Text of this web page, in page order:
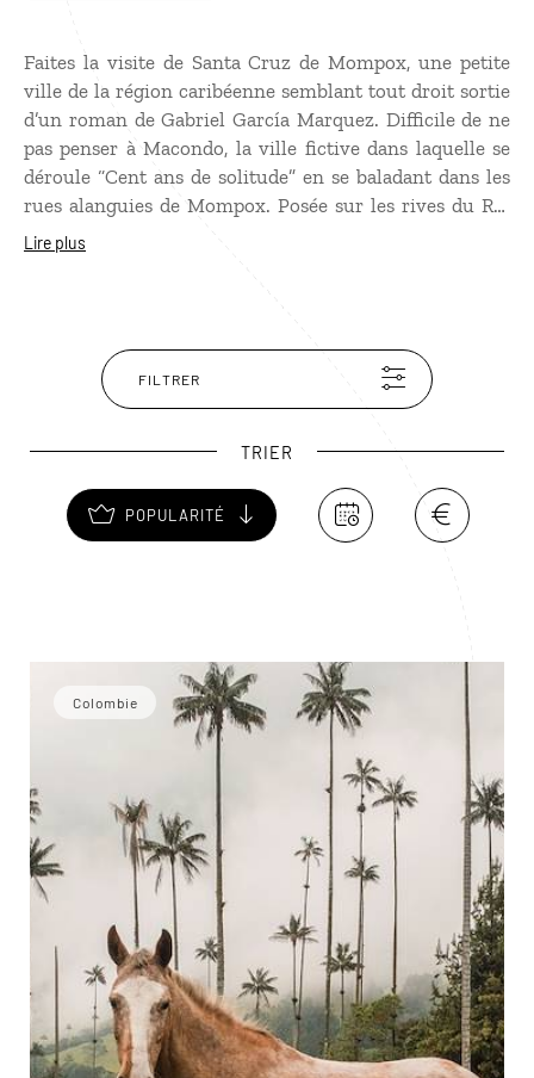
Faites la visite de Santa Cruz de Mompox, une petite
ville de la région caribéenne semblant tout droit sortie
d’un roman de Gabriel García Marquez. Difficile de ne
pas penser à Macondo, la ville fictive dans laquelle se
déroule “Cent ans de solitude” en se baladant dans les
rues alanguies de Mompox. Posée sur les rives du Rio
Magdalena, cette jolie cité coloniale, inscrite au
églises baroques mais aussi un art de l’orfèvrerie (les
fameux bijoux en filigrane d’or ou d’argent de Mompox)
que l’on découvre en visitant les ateliers des artisans.
Lire plus
FILTRER
TRIER
POPULARITÉ
Colombie